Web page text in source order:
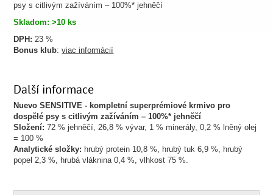
psy s citlivým zažíváním – 100%* jehněčí
Skladom: >10 ks
DPH: 23 %
Bonus klub:viac informácií
Další informace
NuevoSENSITIVE - kompletní superprémiové krmivo pro
dospělé psy s citlivým zažíváním – 100%* jehněčí
Složení: 72 % jehněčí, 26,8 % vývar, 1 % minerály, 0,2 % lněný olej
= 100 %
Analytické složky: hrubý protein 10,8 %, hrubý tuk 6,9 %, hrubý
popel 2,3 %, hrubá vláknina 0,4 %, vlhkost 75 %.